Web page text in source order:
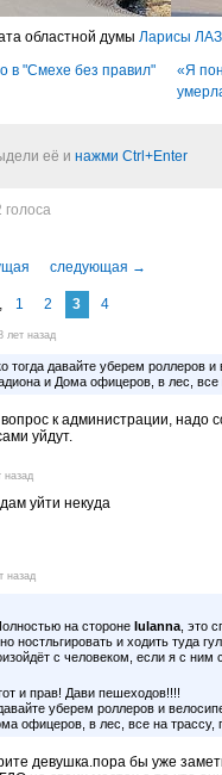
областной думы Ларисы
в "Смехе без правил"
«Я
её и нажми Ctrl+Enter
голоса
1 2 3
4
лет назад
тогда давайте уберем роллеров
и Дома офицеров, в лес,
к администрации, надо
уйдут.
назад
уйти некуда
назад
на стороне Iulanna , это
ностльгировать и ходить туда
с человеком, если я с ним
и прав! Дави пешеходов!!!!
уберем роллеров и
офицеров, в лес, все на трассу,
девушка.пора бы уже